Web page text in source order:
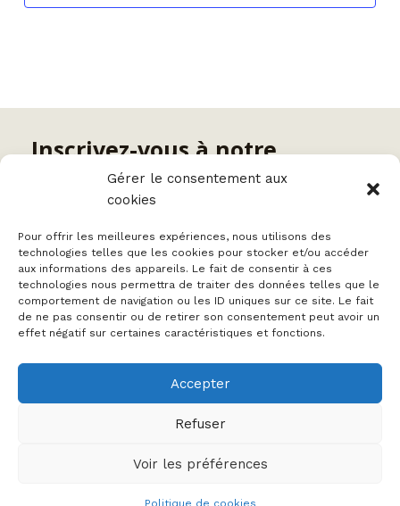
Gérer le consentement aux
cookies
Pour offrir les meilleures expériences, nous utilisons des
technologies telles que les cookies pour stocker et/ou accéder
aux informations des appareils. Le fait de consentir à ces
technologies nous permettra de traiter des données telles que le
comportement de navigation ou les ID uniques sur ce site. Le fait
de ne pas consentir ou de retirer son consentement peut avoir un
effet négatif sur certaines caractéristiques et fonctions.
Accepter
Refuser
Voir les préférences
Politique de cookies
Inscrivez-vous à notre
newsletter
Nom
Votre e-mail